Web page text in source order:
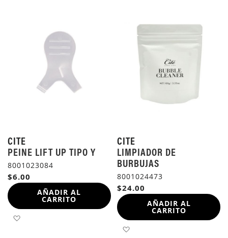
CITE
PEINE LIFT UP TIPO Y
8001023084
$6.00
AÑADIR AL
CARRITO
AÑADIR A LA LISTA DE DESEOS
CITE
LIMPIADOR DE
BURBUJAS
8001024473
$24.00
AÑADIR AL
CARRITO